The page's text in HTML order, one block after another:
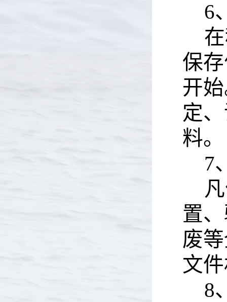
6
保
开
定
料。
7
置
废
文
8